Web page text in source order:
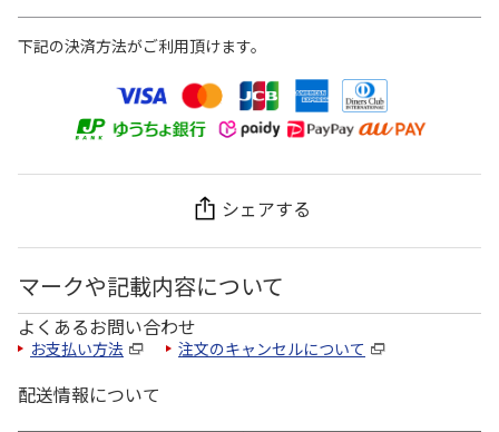
下記の決済方法がご利用頂けます。
シェアする
マークや記載内容について
よくあるお問い合わせ
お支払い方法 注文のキャンセルについて
配送情報について